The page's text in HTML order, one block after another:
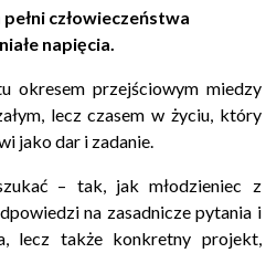
człowieczeństwa
napięcia.
okresem przejściowym miedzy
lecz czasem w życiu, który
jako dar i zadanie.
– tak, jak młodzieniec z
na zasadnicze pytania i
lecz także konkretny projekt,